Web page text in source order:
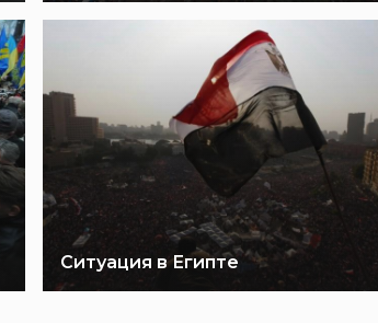
Ситуация в Египте